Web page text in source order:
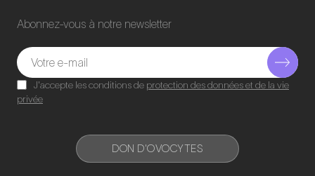
Abonnez-vous à notre newsletter
J'accepte les conditions de protection des données et de la vie
privée
DON D'OVOCYTES